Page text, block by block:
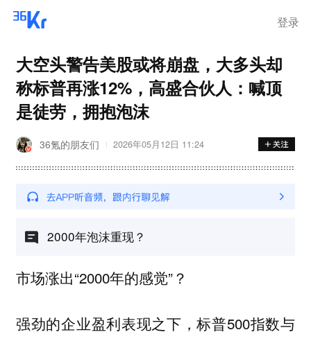
登录
大空头警告美股或将崩盘，大多头却
称标普再涨12%，高盛合伙人：喊顶
是徒劳，拥抱泡沫
36氪的朋友们 2026年05月12日 11:24
2000年泡沫重现？
市场涨出“2000年的感觉”？
强劲的企业盈利表现之下，标普500指数与